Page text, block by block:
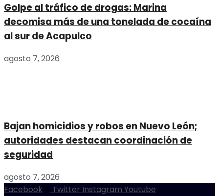
Golpe al tráfico de drogas: Marina
decomisa más de una tonelada de cocaína
al sur de Acapulco
agosto 7, 2026
Bajan homicidios y robos en Nuevo León;
autoridades destacan coordinación de
seguridad
agosto 7, 2026
Facebook
Twitter Instagram Youtube